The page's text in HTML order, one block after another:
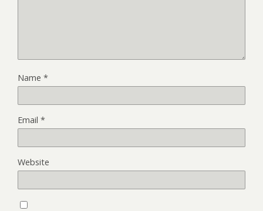
Name *
Email *
Website